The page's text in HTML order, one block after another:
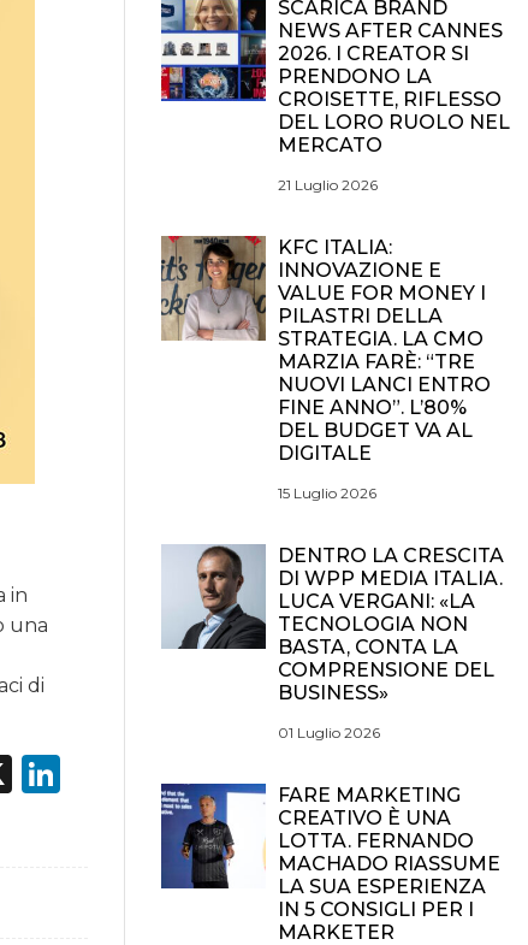
in
una
di
X LinkedIn
SCARICA BRAND
NEWS AFTER CANNES
2026. I CREATOR SI
PRENDONO LA
CROISETTE, RIFLESSO
DEL LORO RUOLO NEL
MERCATO
21 Luglio 2026
KFC ITALIA:
INNOVAZIONE E
VALUE FOR MONEY I
PILASTRI DELLA
STRATEGIA. LA CMO
MARZIA FARÈ: “TRE
NUOVI LANCI ENTRO
FINE ANNO”. L’80%
DEL BUDGET VA AL
DIGITALE
15 Luglio 2026
DENTRO LA CRESCITA
DI WPP MEDIA ITALIA.
LUCA VERGANI: «LA
TECNOLOGIA NON
BASTA, CONTA LA
COMPRENSIONE DEL
BUSINESS»
01 Luglio 2026
FARE MARKETING
CREATIVO È UNA
LOTTA. FERNANDO
MACHADO RIASSUME
LA SUA ESPERIENZA
IN 5 CONSIGLI PER I
MARKETER